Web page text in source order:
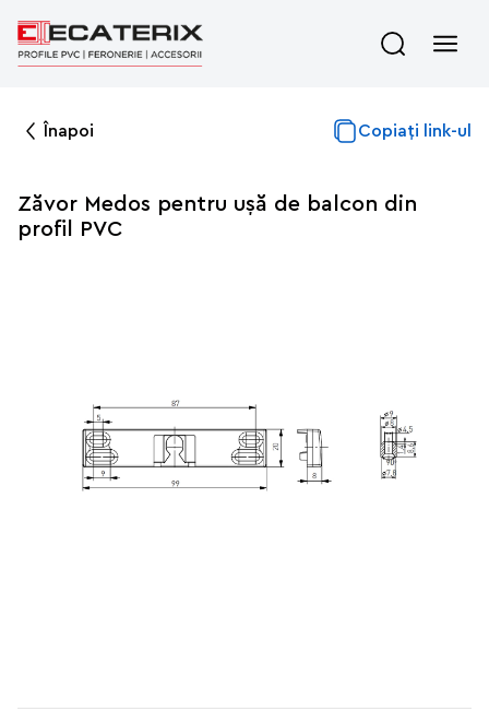
Înapoi Copiați link-ul
Zăvor Medos pentru ușă de balcon din
profil PVC